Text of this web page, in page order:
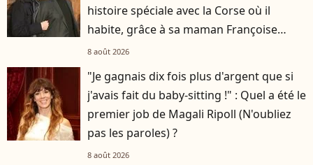
histoire spéciale avec la Corse où il
habite, grâce à sa maman Françoise
Hardy
8 août 2026
"Je gagnais dix fois plus d'argent que si
j'avais fait du baby-sitting !" : Quel a été le
premier job de Magali Ripoll (N'oubliez
pas les paroles) ?
8 août 2026